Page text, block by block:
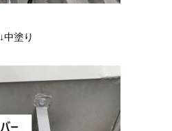
↓中塗り